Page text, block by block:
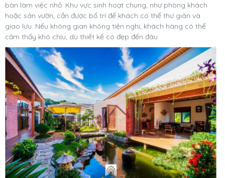
bàn làm việc nhỏ. Khu vực sinh hoạt chung, như phòng khách
hoặc sân vườn, cần được bố trí để khách có thể thư giãn và
giao lưu. Nếu không gian không tiện nghi, khách hàng có thể
cảm thấy khó chịu, dù thiết kế có đẹp đến đâu.